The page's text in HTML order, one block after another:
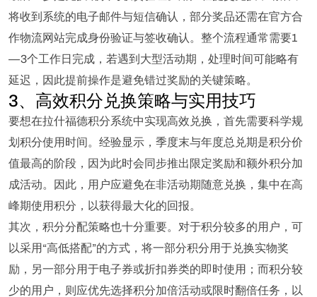
将收到系统的电子邮件与短信确认，部分奖品还需在官方合
作物流网站完成身份验证与签收确认。整个流程通常需要1
—3个工作日完成，若遇到大型活动期，处理时间可能略有
延迟，因此提前操作是避免错过奖励的关键策略。
3、高效积分兑换策略与实用技巧
要想在拉什福德积分系统中实现高效兑换，首先需要科学规
划积分使用时间。经验显示，季度末与年度总兑期是积分价
值最高的阶段，因为此时会同步推出限定奖励和额外积分加
成活动。因此，用户应避免在非活动期随意兑换，集中在高
峰期使用积分，以获得最大化的回报。
其次，积分分配策略也十分重要。对于积分较多的用户，可
以采用“高低搭配”的方式，将一部分积分用于兑换实物奖
励，另一部分用于电子券或折扣券类的即时使用；而积分较
少的用户，则应优先选择积分加倍活动或限时翻倍任务，以